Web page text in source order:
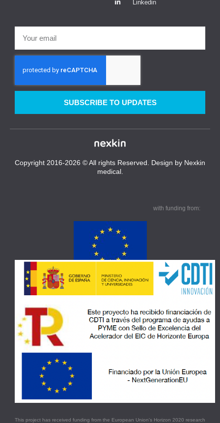
Linkedin
SUBSCRIBE TO UPDATES
Copyright 2016-2026 © All rights Reserved. Design by Nexkin
medical.
with funding from:
This project has received funding from the European Union's Horizon 2020 research